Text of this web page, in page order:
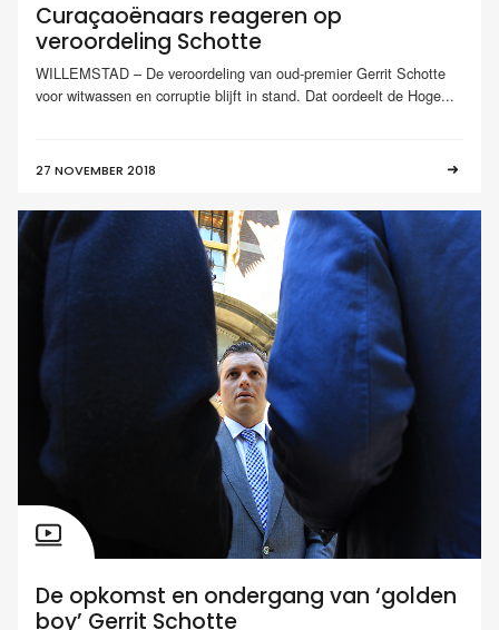
Curaçaoënaars reageren op
veroordeling Schotte
WILLEMSTAD – De veroordeling van oud-premier Gerrit Schotte
voor witwassen en corruptie blijft in stand. Dat oordeelt de Hoge...
27 NOVEMBER 2018
De opkomst en ondergang van ‘golden
boy’ Gerrit Schotte